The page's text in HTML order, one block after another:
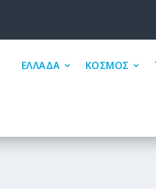
ΕΛΛΑΔΑ ΚΟΣΜΟΣ